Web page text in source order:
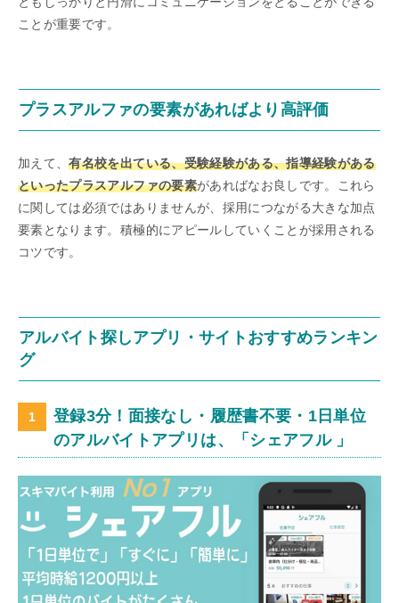
ことが重要です。
プラスアルファの要素があればより高評価
加えて、有名校を出ている、受験経験がある、指導経験がある
といったプラスアルファの要素があればなお良しです。これら
に関しては必須ではありませんが、採用につながる大きな加点
要素となります。積極的にアピールしていくことが採用される
コツです。
アルバイト探しアプリ・サイトおすすめランキン
グ
登録3分！面接なし・履歴書不要・1日単位
のアルバイトアプリは、「シェアフル 」